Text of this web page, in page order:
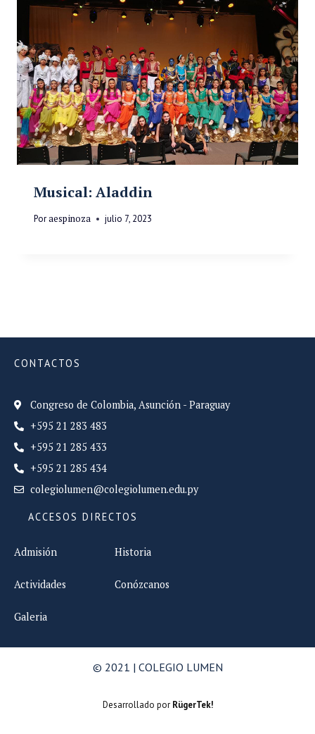
Musical: Aladdin
Poraespinoza julio 7, 2023
CONTACTOS
Congreso de Colombia, Asunción - Paraguay
+595 21 283 483
+595 21 285 433
+595 21 285 434
colegiolumen@colegiolumen.edu.py
ACCESOS DIRECTOS
Admisión
Actividades
Galeria
Historia
Conózcanos
© 2021 | COLEGIO LUMEN
Desarrollado por RügerTek!